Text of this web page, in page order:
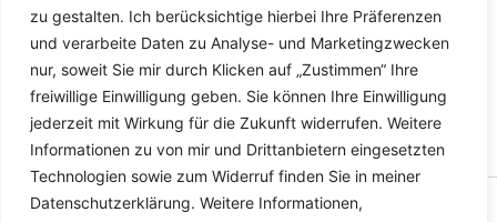
zu gestalten. Ich berücksichtige hierbei Ihre Präferenzen
und verarbeite Daten zu Analyse- und Marketingzwecken
nur, soweit Sie mir durch Klicken auf „Zustimmen“ Ihre
freiwillige Einwilligung geben. Sie können Ihre Einwilligung
jederzeit mit Wirkung für die Zukunft widerrufen. Weitere
Informationen zu von mir und Drittanbietern eingesetzten
Technologien sowie zum Widerruf finden Sie in meiner
Datenschutzerklärung. Weitere Informationen,
Copyright © 2026 Versandhandel für Fahrzeugteile, Ersatzteile